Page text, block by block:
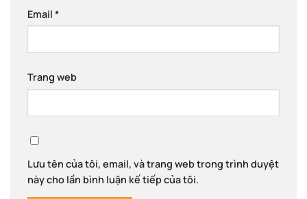
Email *
Trang web
Lưu tên của tôi, email, và trang web trong trình duyệt
này cho lần bình luận kế tiếp của tôi.